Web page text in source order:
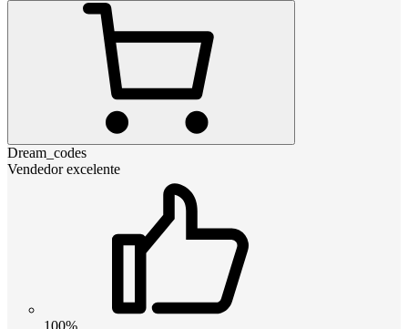
Dream_codes
Vendedor excelente